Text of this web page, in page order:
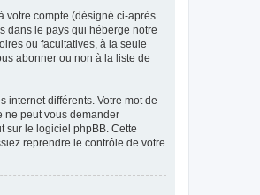
votre compte (désigné ci-après
dans le pays qui héberge notre
ou facultatives, à la seule
abonner ou non à la liste de
internet différents. Votre mot de
ne peut vous demander
sur le logiciel phpBB. Cette
reprendre le contrôle de votre